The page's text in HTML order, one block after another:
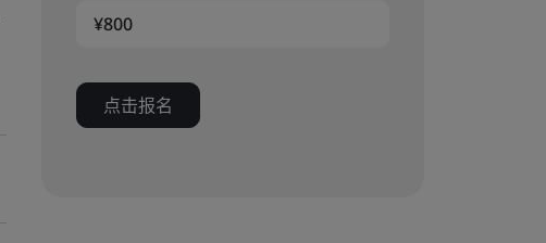
¥800
点击报名